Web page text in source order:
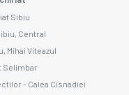
Sibiu
Central
Mihai Viteazul
Selimbar
- Calea Cisnadiei